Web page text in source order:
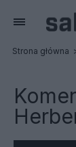
Strona główna